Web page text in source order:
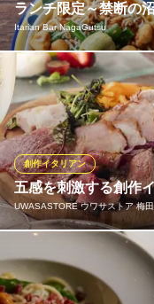
COMMA，（カンマ
隠れ家イタリアン
地下鉄谷町線中崎町
大阪府大阪市北区堂山町15-
ランチ限定～禁断の
Itarian Bar NagaGutsu
本場の技法をベースに
本来の旨味を最大限に
す◆ 定番のメニューか
好みに合わせた幅広い
ドールで焼き上げた自
Itarian Bar
イタリアンバル
大阪メトロ谷町線中
大阪府大阪市北区堂山町8-8
五感を刺激する創作
UWASASTORE ウワサストア 梅
創作イタリアン
旬の厳選食材をふんだ
アン。素材本来の味を最
れた一皿は、まさにアー